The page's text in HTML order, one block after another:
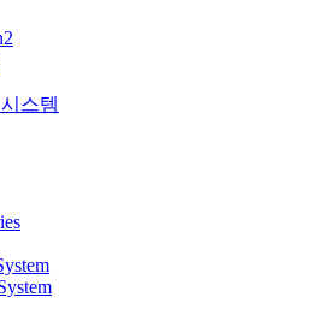
스템